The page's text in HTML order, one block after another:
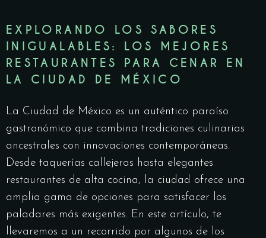
EXPLORANDO LOS SABORES
INIGUALABLES: LOS MEJORES
RESTAURANTES PARA CENAR EN
LA CIUDAD DE MÉXICO
La Ciudad de México es un auténtico paraíso
gastronómico que combina tradiciones culinarias
ancestrales con innovaciones contemporáneas.
Desde taquerías callejeras hasta elegantes
restaurantes de alta cocina, la ciudad ofrece una
amplia gama de opciones para satisfacer los
paladares más exigentes. En este artículo, te
llevaremos a un recorrido por algunos de los